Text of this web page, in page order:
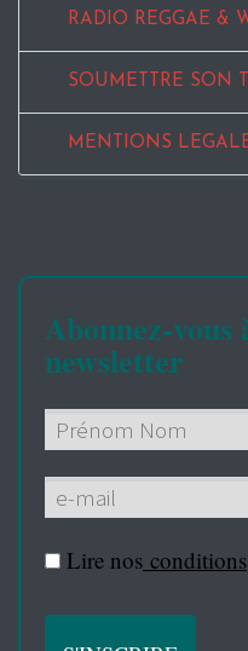
RADIO REGGAE &
SOUMETTRE SON
MENTIONS
Abonnez-vous
newsletter
Lire nos conditions